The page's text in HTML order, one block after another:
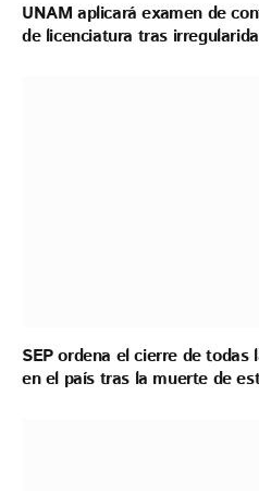
UNAM aplicará examen de
de licenciatura tras
SEP ordena el cierre de todas
en el país tras la muerte de